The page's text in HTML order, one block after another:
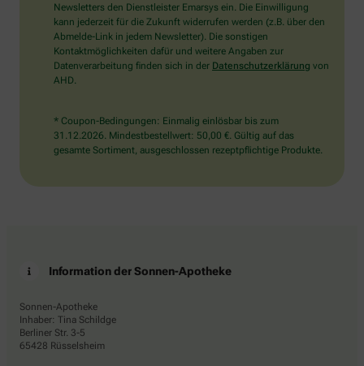
die
Flagge.
Newsletters den Dienstleister Emarsys ein. Die Einwilligung
kann jederzeit für die Zukunft widerrufen werden (z.B. über den
Abmelde-Link in jedem Newsletter). Die sonstigen
Kontaktmöglichkeiten dafür und weitere Angaben zur
Datenverarbeitung finden sich in der Datenschutzerklärung von
AHD.
* Coupon-Bedingungen: Einmalig einlösbar bis zum
31.12.2026. Mindestbestellwert: 50,00 €. Gültig auf das
gesamte Sortiment, ausgeschlossen rezeptpflichtige Produkte.
Information der Sonnen-Apotheke
Sonnen-Apotheke
Inhaber: Tina Schildge
Berliner Str. 3-5
65428 Rüsselsheim